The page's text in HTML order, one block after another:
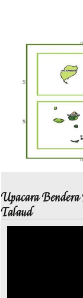
Upacara
Talaud